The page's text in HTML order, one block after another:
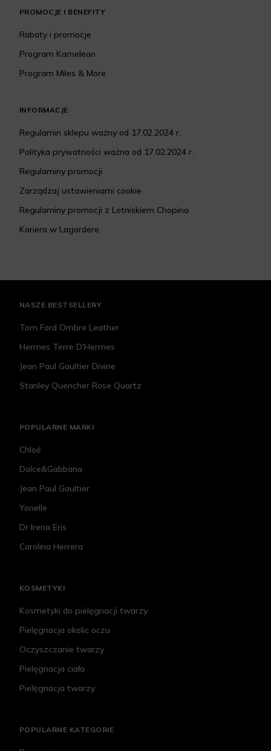
PROMOCJE I BENEFITY
Rabaty i promocje
Program Kameleon
Program Miles & More
INFORMACJE
Regulamin sklepu ważny od 17.02.2024 r.
Polityka prywatności ważna od 17.02.2024 r.
Regulaminy promocji
Zarządzaj ustawieniami cookie
Regulaminy promocji z Lotniskiem Chopina
Kariera w Lagardere
NASZE BESTSELLERY
Tom Ford Ombre Leather
Hermes Terre D'Hermes
Jean Paul Gaultier Divine
Stanley Quencher Rose Quartz
POPULARNE MARKI
Chloé
Dolce&Gabbana
Jean Paul Gaultier
Yonelle
Dr Irena Eris
Carolina Herrera
KOSMETYKI
Kosmetyki do pielęgnacji twarzy
Pielęgnacja okolic oczu
Oczyszczanie twarzy
Pielęgnacja ciała
Pielęgnacja twarzy
POPULARNE KATEGORIE